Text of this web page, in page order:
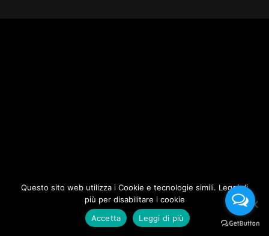
Questo sito web utilizza i Cookie e tecnologie simili. Leggi di
più per disabilitare i cookie
Accetta
Leggi di più